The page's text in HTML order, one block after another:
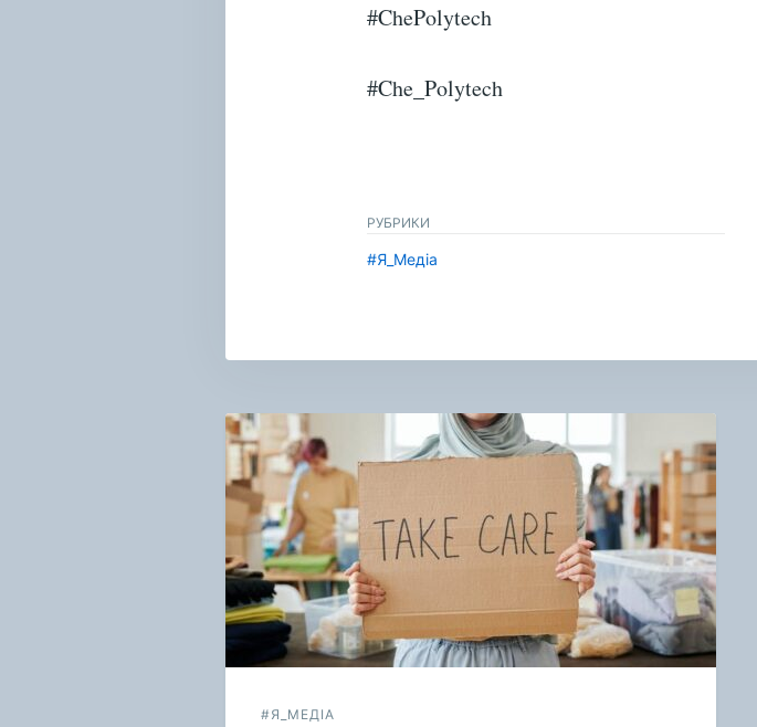
#ChePolytech
#Che_Polytech
РУБРИКИ
#Я_Медіа
Навигация
по
записям
#Я_МЕДІА